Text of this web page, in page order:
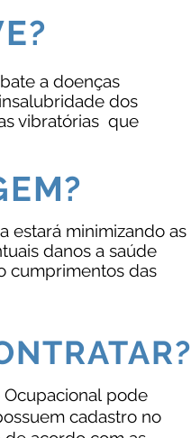
a doenças
dos
vibratórias que
estará minimizando as
danos a saúde
cumprimentos das
pode
cadastro no